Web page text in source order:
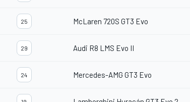
25 McLaren 720S GT3 Evo
29 Audi R8 LMS Evo II
24 Mercedes-AMG GT3 Evo